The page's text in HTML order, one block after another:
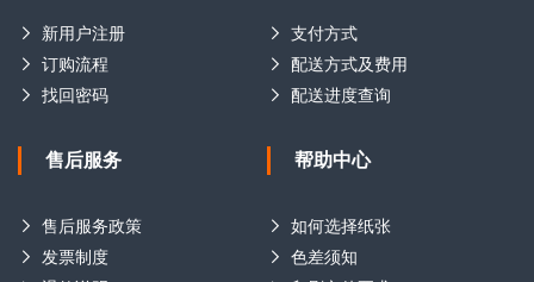
新用户注册
订购流程
找回密码
支付方式
配送方式及费用
配送进度查询
售后服务
售后服务政策
发票制度
帮助中心
如何选择纸张
色差须知